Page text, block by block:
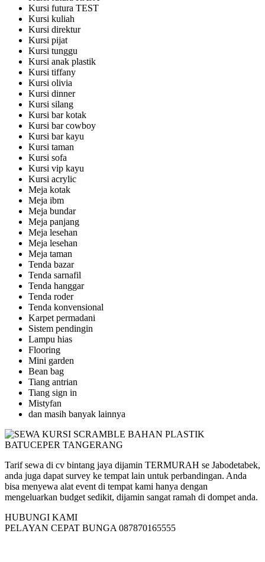
Kursi futura TEST
Kursi kuliah
Kursi direktur
Kursi pijat
Kursi tunggu
Kursi anak plastik
Kursi tiffany
Kursi olivia
Kursi dinner
Kursi silang
Kursi bar kotak
Kursi bar cowboy
Kursi bar kayu
Kursi taman
Kursi sofa
Kursi vip kayu
Kursi acrylic
Meja kotak
Meja ibm
Meja bundar
Meja panjang
Meja lesehan
Meja lesehan
Meja taman
Tenda bazar
Tenda sarnafil
Tenda hanggar
Tenda roder
Tenda konvensional
Karpet permadani
Sistem pendingin
Lampu hias
Flooring
Mini garden
Bean bag
Tiang antrian
Tiang sign in
Mistyfan
dan masih banyak lainnya
Tarif sewa di cv bintang jaya dijamin TERMURAH se Jabodetabek,
anda juga dapat survey ke tempat lain untuk perbandingan. Anda
bisa menyewa alat event di tempat kami hanya dengan
mengeluarkan budget sedikit, dijamin sangat ramah di dompet anda.
HUBUNGI KAMI
PELAYAN CEPAT BUNGA 087870165555